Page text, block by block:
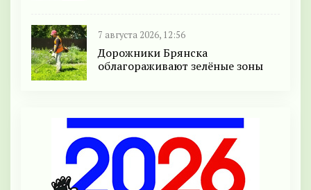
7 августа 2026, 12:56
Дорожники Брянска
облагораживают зелёные зоны